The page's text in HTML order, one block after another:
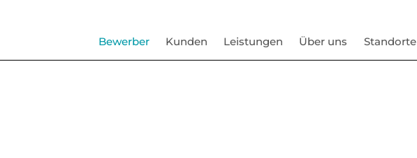
Bewerber Kunden Leistungen Über uns Standorte